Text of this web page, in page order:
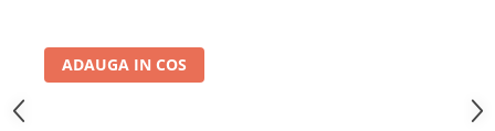
Ssangyong
Daihatsu
ADAUGA IN COS